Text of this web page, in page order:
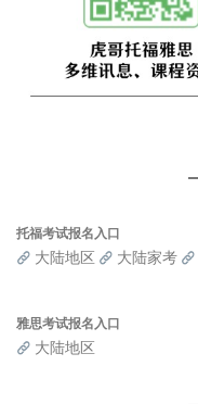
托福考试报名入口
大陆地区 大陆家考
雅思考试报名入口
大陆地区